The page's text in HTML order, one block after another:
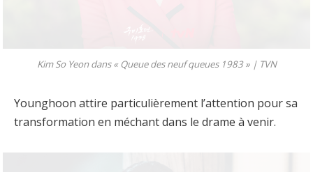
Kim So Yeon dans « Queue des neuf queues 1983 » | TVN
Younghoon attire particulièrement l’attention pour sa
transformation en méchant dans le drame à venir.